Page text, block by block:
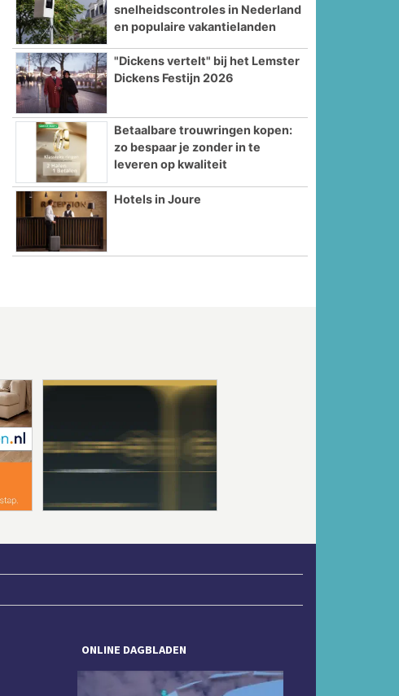
snelheidscontroles in Nederland
en populaire vakantielanden
"Dickens vertelt" bij het Lemster
Dickens Festijn 2026
Betaalbare trouwringen kopen:
zo bespaar je zonder in te
leveren op kwaliteit
Hotels in Joure
ONLINE DAGBLADEN